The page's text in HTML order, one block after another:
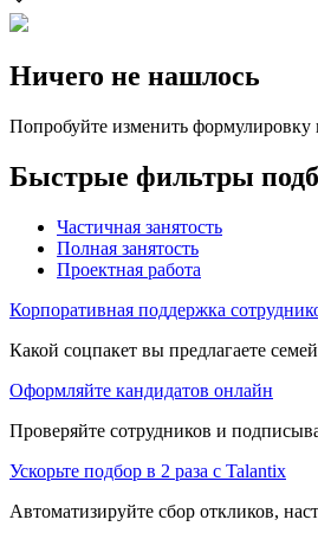
Ничего не нашлось
Попробуйте изменить
Быстрые фильтры
Частичная занятость
Полная занятость
Проектная работа
Корпоративная поддержка
Какой соцпакет вы предлагаете
Оформляйте кандидатов онлайн
Проверяйте сотрудников и
Ускорьте подбор в 2 раза с Talantix
Автоматизируйте сбор откликов,